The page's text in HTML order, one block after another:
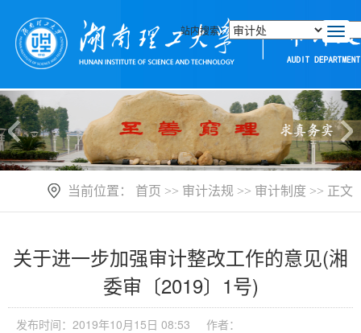
T
g
e
n
a
v
g
a
o
站内搜索：
当前位置： 首页 >> 审计法规 >> 审计制度 >> 正文
关于进一步加强审计整改工作的意见(湘
委审〔2019〕1号)
发布时间：2019年10月15日 08:53 作者：